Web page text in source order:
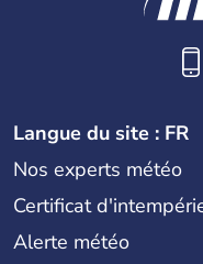
Langue du site : FR
Nos experts météo
Certificat
Alerte météo